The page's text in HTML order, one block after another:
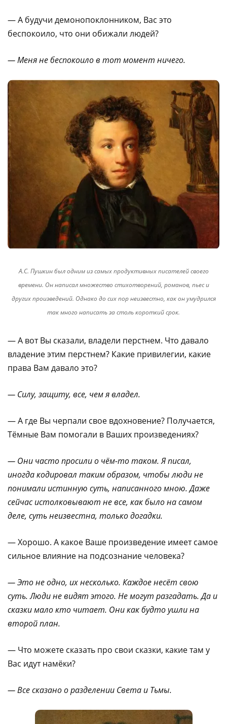
— А будучи демонопоклонником, Вас это
беспокоило, что они обижали людей?
— Меня не беспокоило в тот момент ничего.
А.С. Пушкин был одним из самых продуктивных писателей своего
времени. Он написал множество стихотворений, романов, пьес и
других произведений. Однако до сих пор неизвестно, как он умудрился
так много написать за столь короткий срок.
— А вот Вы сказали, владели перстнем. Что давало
владение этим перстнем? Какие привилегии, какие
права Вам давало это?
— Силу, защиту, все, чем я владел.
— А где Вы черпали свое вдохновение? Получается,
Тёмные Вам помогали в Ваших произведениях?
— Они часто просили о чём-то таком. Я писал,
иногда кодировал такимобразом, чтобы люди не
понимали истинную суть, написанного мною. Даже
сейчас истолковывают не все, как было на самом
деле, сутьнеизвестна, только догадки.
— Хорошо. А какое Ваше произведение имеет самое
сильное влияние на подсознание человека?
— Это не одно, их несколько. Каждое несёт свою
суть. Люди не видят этого. Не могут разгадать. Да и
сказки мало кто читает. Они как будто ушли на
второй план.
— Что можете сказать про свои сказки, какие там у
Вас идут намёки?
— Все сказано о разделении Света и Тьмы.